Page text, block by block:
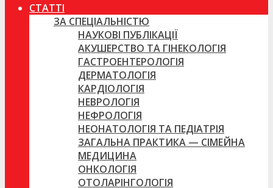
СТАТТІ
ЗА СПЕЦІАЛЬНІСТЮ
НАУКОВІ ПУБЛІКАЦІЇ
АКУШЕРСТВО ТА ГІНЕКОЛОГІЯ
ГАСТРОЕНТЕРОЛОГІЯ
ДЕРМАТОЛОГІЯ
КАРДІОЛОГІЯ
НЕВРОЛОГІЯ
НЕФРОЛОГІЯ
НЕОНАТОЛОГІЯ ТА ПЕДІАТРІЯ
ЗАГАЛЬНА ПРАКТИКА — СІМЕЙНА
МЕДИЦИНА
ОНКОЛОГІЯ
ОТОЛАРІНГОЛОГІЯ